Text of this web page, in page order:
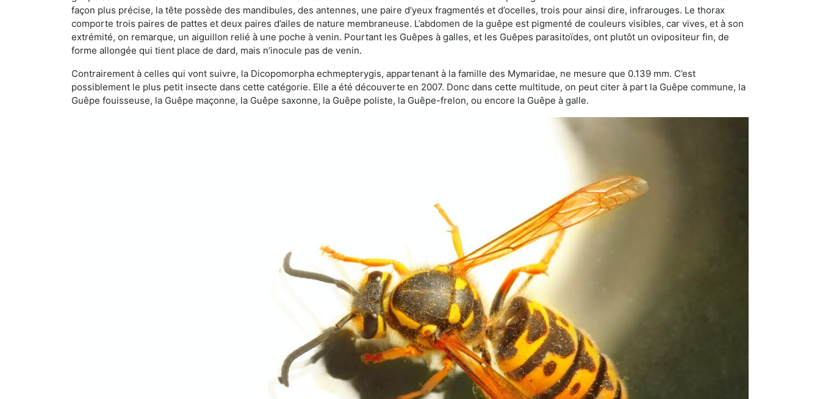
façon plus précise, la tête possède des mandibules, des antennes, une paire d’yeux fragmentés et d’ocelles, trois pour ainsi dire, infrarouges. Le thorax
comporte trois paires de pattes et deux paires d’ailes de nature membraneuse. L’abdomen de la guêpe est pigmenté de couleurs visibles, car vives, et à son
extrémité, on remarque, un aiguillon relié à une poche à venin. Pourtant les Guêpes à galles, et les Guêpes parasitoïdes, ont plutôt un ovipositeur fin, de
forme allongée qui tient place de dard, mais n’inocule pas de venin.
Contrairement à celles qui vont suivre, la Dicopomorpha echmepterygis, appartenant à la famille des Mymaridae, ne mesure que 0.139 mm. C’est
possiblement le plus petit insecte dans cette catégorie. Elle a été découverte en 2007. Donc dans cette multitude, on peut citer à part la Guêpe commune, la
Guêpe fouisseuse, la Guêpe maçonne, la Guêpe saxonne, la Guêpe poliste, la Guêpe-frelon, ou encore la Guêpe à galle.